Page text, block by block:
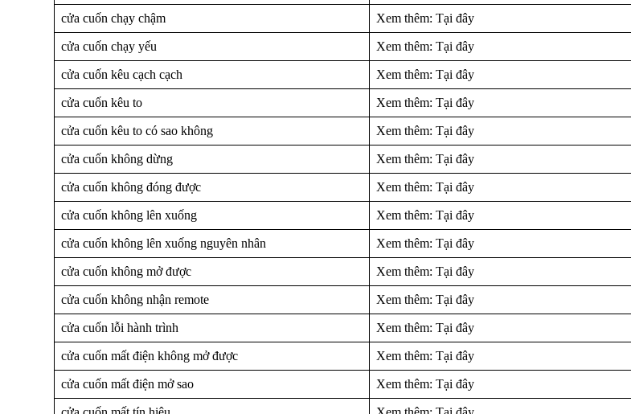
cửa cuốn chạy chậm Xem thêm: Tại đây
cửa cuốn chạy yếu Xem thêm: Tại đây
cửa cuốn kêu cạch cạch Xem thêm: Tại đây
cửa cuốn kêu to Xem thêm: Tại đây
cửa cuốn kêu to có sao không Xem thêm: Tại đây
cửa cuốn không dừng Xem thêm: Tại đây
cửa cuốn không đóng được Xem thêm: Tại đây
cửa cuốn không lên xuống Xem thêm: Tại đây
cửa cuốn không lên xuống nguyên nhân Xem thêm: Tại đây
cửa cuốn không mở được Xem thêm: Tại đây
cửa cuốn không nhận remote Xem thêm: Tại đây
cửa cuốn lỗi hành trình Xem thêm: Tại đây
cửa cuốn mất điện không mở được Xem thêm: Tại đây
cửa cuốn mất điện mở sao Xem thêm: Tại đây